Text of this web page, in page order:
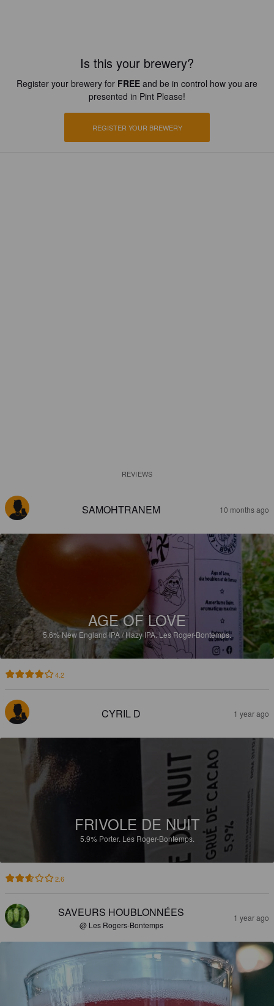
Is this your brewery?
Register your brewery for FREE and be in control how you are
presented in Pint Please!
REGISTER YOUR BREWERY
REVIEWS
SAMOHTRANEM 10 months ago
AGE OF LOVE
5.6%New England IPA / Hazy IPA.Les Roger-Bontemps.
4.2
CYRIL D 1 year ago
FRIVOLE DE NUIT
5.9% Porter. Les Roger-Bontemps.
2.6
SAVEURS HOUBLONNÉES
@ Les Rogers-Bontemps
1 year ago